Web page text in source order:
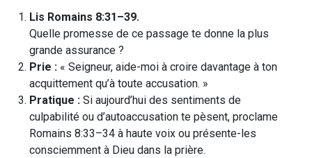
Lis Romains 8:31–39.
Quelle promesse de ce passage te donne la plus
grande assurance ?
Prie : « Seigneur, aide-moi à croire davantage à ton
acquittement qu’à toute accusation. »
Pratique : Si aujourd’hui des sentiments de
culpabilité ou d’autoaccusation te pèsent, proclame
Romains 8:33–34 à haute voix ou présente-les
consciemment à Dieu dans la prière.